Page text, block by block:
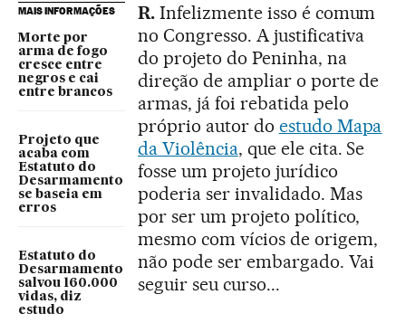
MAIS INFORMAÇÕES
Morte por
arma de fogo
cresce entre
negros e cai
entre brancos
Projeto que
acaba com
Estatuto do
Desarmamento
se baseia em
erros
Estatuto do
Desarmamento
salvou 160.000
vidas, diz
estudo
R.Infelizmente isso é comum
no Congresso. A justificativa
do projeto do Peninha, na
direção de ampliar o porte de
armas, já foi rebatida pelo
próprio autor do estudo Mapa
da Violência, que ele cita. Se
fosse um projeto jurídico
poderia ser invalidado. Mas
por ser um projeto político,
mesmo com vícios de origem,
não pode ser embargado. Vai
seguir seu curso...